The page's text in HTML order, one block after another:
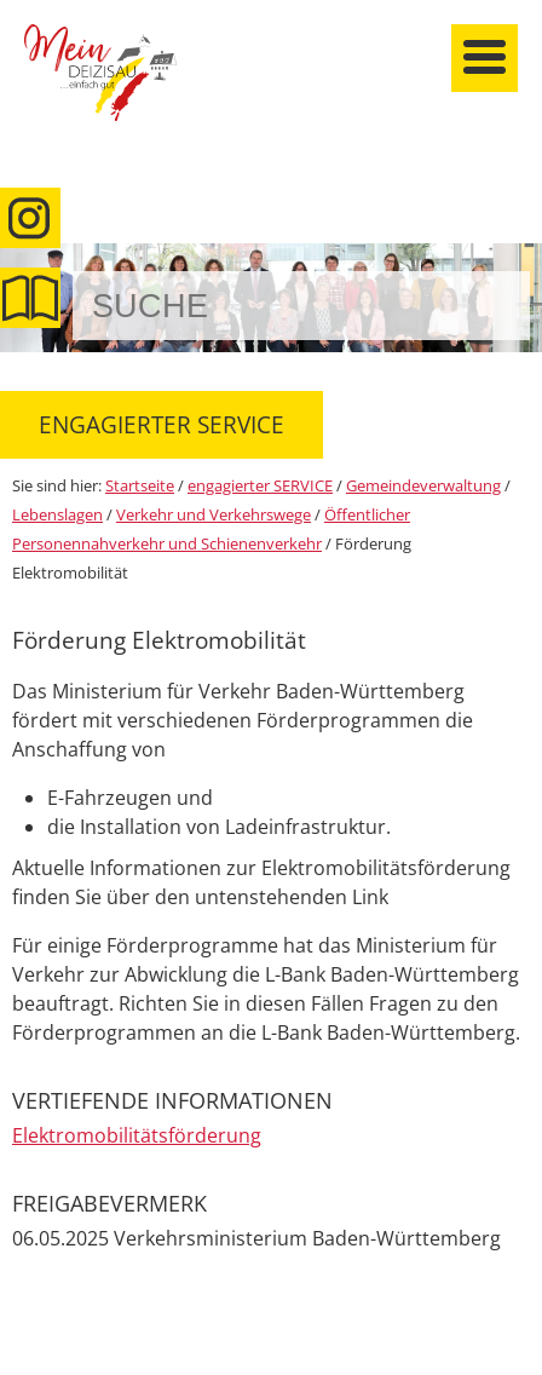
anmelden
ENGAGIERTER SERVICE
Sie sind hier:Startseite/engagierter SERVICE/Gemeindeverwaltung/
Lebenslagen /Verkehr und Verkehrswege/Öffentlicher
Personennahverkehr und Schienenverkehr/ Förderung
Elektromobilität
Förderung Elektromobilität
Das Ministerium für Verkehr Baden-Württemberg
fördert mit verschiedenen Förderprogrammen die
Anschaffung von
E-Fahrzeugen und
die Installation von Ladeinfrastruktur.
Aktuelle Informationen zur Elektromobilitätsförderung
finden Sie über den untenstehenden Link
Für einige Förderprogramme hat das Ministerium für
Verkehr zur Abwicklung die L-Bank Baden-Württemberg
beauftragt. Richten Sie in diesen Fällen Fragen zu den
Förderprogrammen an die L-Bank Baden-Württemberg.
VERTIEFENDE INFORMATIONEN
Elektromobilitätsförderung
FREIGABEVERMERK
06.05.2025 Verkehrsministerium Baden-Württemberg